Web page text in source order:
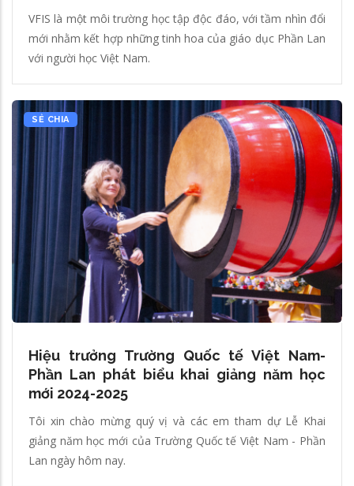
VFIS là một môi trường học tập độc đáo, với tầm nhìn đổi
mới nhằm kết hợp những tinh hoa của giáo dục Phần Lan
với người học Việt Nam.
SẺ CHIA
Hiệu trưởng Trường Quốc tế Việt Nam-
Phần Lan phát biểu khai giảng năm học
mới 2024-2025
Tôi xin chào mừng quý vị và các em tham dự Lễ Khai
giảng năm học mới của Trường Quốc tế Việt Nam - Phần
Lan ngày hôm nay.